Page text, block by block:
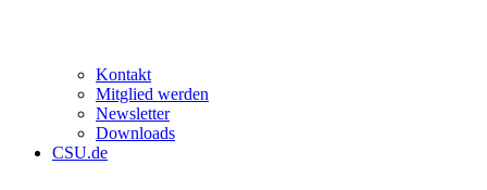
Kontakt
Mitglied werden
Newsletter
Downloads
CSU.de